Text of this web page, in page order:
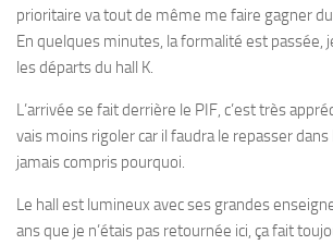
prioritaire va tout de même me faire gagner
En quelques minutes, la formalité est passée,
les départs du hall K.
L’arrivée se fait derrière le PIF, c’est très
vais moins rigoler car il faudra le repasser dans
jamais compris pourquoi.
Le hall est lumineux avec ses grandes
ans que je n’étais pas retournée ici, ça fait